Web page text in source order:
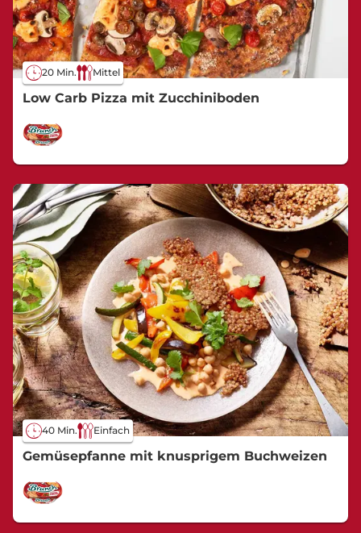
20 Min. Mittel
Low Carb Pizza mit Zucchiniboden
40 Min. Einfach
Gemüsepfanne mit knusprigem Buchweizen